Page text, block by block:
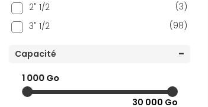
2" 1/2
(3)
3" 1/2
(98)
Capacité
1 000 Go
30 000 Go